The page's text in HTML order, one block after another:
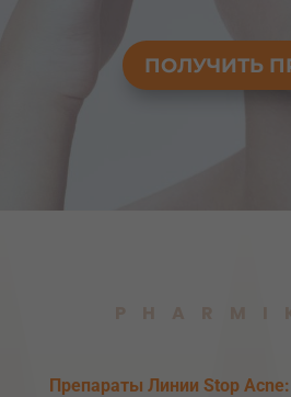
ПОЛУЧИТЬ
Препараты Линии Stop Acne: